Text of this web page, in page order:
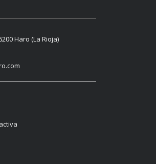
Haro (La Rioja)